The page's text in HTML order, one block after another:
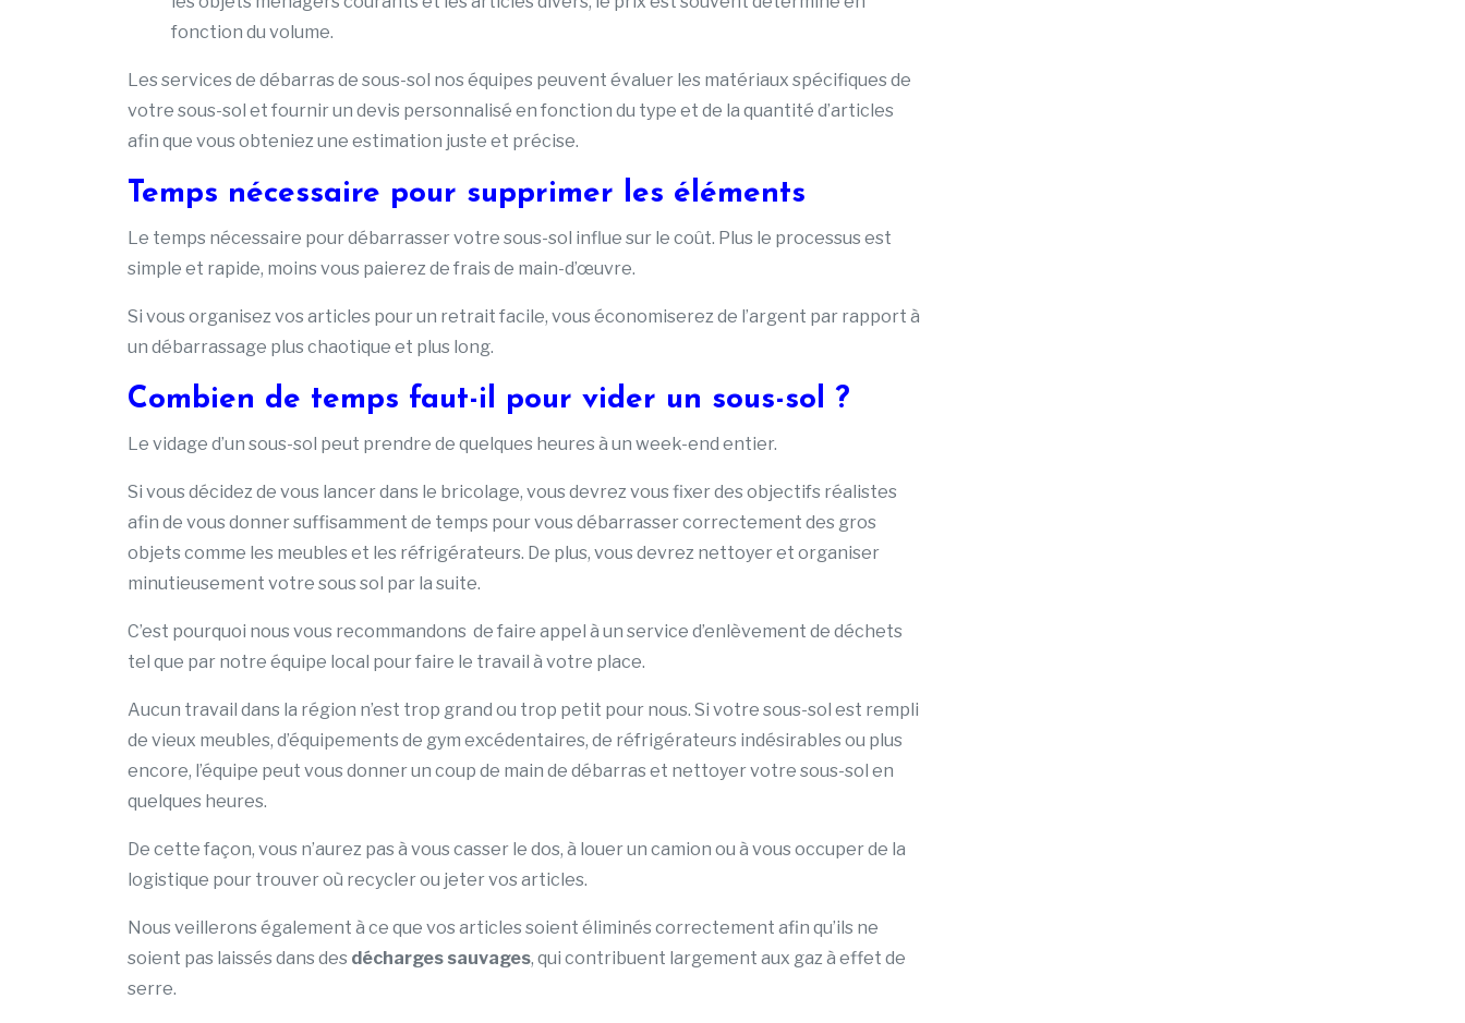
fonction du volume.
Les services de débarras de sous-sol nos équipes peuvent évaluer les matériaux spécifiques de
votre sous-sol et fournir un devis personnalisé en fonction du type et de la quantité d’articles
afin que vous obteniez une estimation juste et précise.
Temps nécessaire pour supprimer les éléments
Le temps nécessaire pour débarrasser votre sous-sol influe sur le coût. Plus le processus est
simple et rapide, moins vous paierez de frais de main-d’œuvre.
Si vous organisez vos articles pour un retrait facile, vous économiserez de l’argent par rapport à
un débarrassage plus chaotique et plus long.
Combien de temps faut-il pour vider un sous-sol ?
Le vidage d’un sous-sol peut prendre de quelques heures à un week-end entier.
Si vous décidez de vous lancer dans le bricolage, vous devrez vous fixer des objectifs réalistes
afin de vous donner suffisamment de temps pour vous débarrasser correctement des gros
objets comme les meubles et les réfrigérateurs. De plus, vous devrez nettoyer et organiser
minutieusement votre sous sol par la suite.
C’est pourquoi nous vous recommandons de faire appel à un service d’enlèvement de déchets
tel que par notre équipe local pour faire le travail à votre place.
Aucun travail dans la région n’est trop grand ou trop petit pour nous. Si votre sous-sol est rempli
de vieux meubles, d’équipements de gym excédentaires, de réfrigérateurs indésirables ou plus
encore, l’équipe peut vous donner un coup de main de débarras et nettoyer votre sous-sol en
quelques heures.
De cette façon, vous n’aurez pas à vous casser le dos, à louer un camion ou à vous occuper de la
logistique pour trouver où recycler ou jeter vos articles.
Nous veillerons également à ce que vos articles soient éliminés correctement afin qu’ils ne
soient pas laissés dans des décharges sauvages, qui contribuent largement aux gaz à effet de
serre.